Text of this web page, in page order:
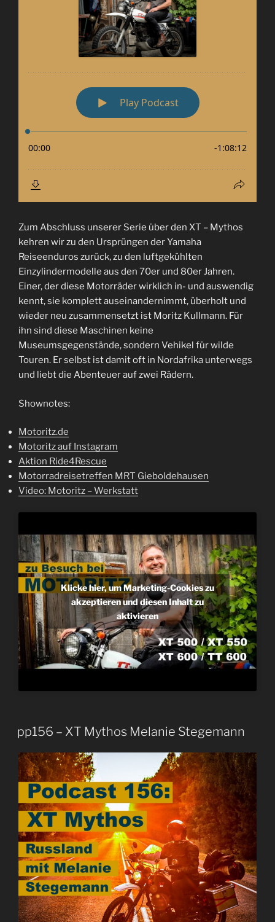
Zum Abschluss unserer Serie über den XT – Mythos
kehren wir zu den Ursprüngen der Yamaha
Reiseenduros zurück, zu den luftgekühlten
Einzylindermodelle aus den 70er und 80er Jahren.
Einer, der diese Motorräder wirklich in- und auswendig
kennt, sie komplett auseinandernimmt, überholt und
wieder neu zusammensetzt ist Moritz Kullmann. Für
ihn sind diese Maschinen keine
Museumsgegenstände, sondern Vehikel für wilde
Touren. Er selbst ist damit oft in Nordafrika unterwegs
und liebt die Abenteuer auf zwei Rädern.
Shownotes:
Motoritz.de
Motoritz auf Instagram
Aktion Ride4Rescue
Motorradreisetreffen MRT Gieboldehausen
Video: Motoritz – Werkstatt
Klicke hier, um Marketing-Cookies zu
akzeptieren und diesen Inhalt zu
aktivieren
pp156 – XT Mythos Melanie Stegemann